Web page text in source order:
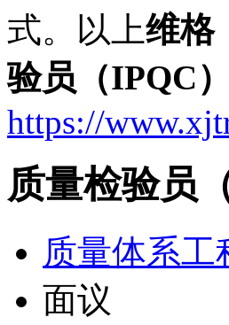
式。以上维格
验员（IPQC）
https://
质量检验员
质量体系工
面议